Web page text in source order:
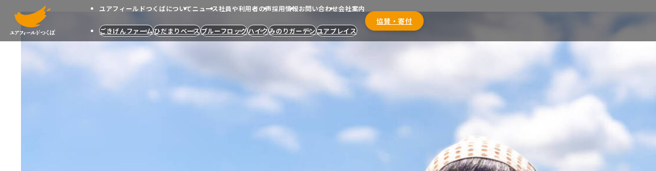
メインコンテンツへスキップするユアフィールドつくばについてニュース社員や利用者の声採用情報お問い合わせ会社案内
ごきげんファームひだまりベースブルーフロッグハイクみのりガーデンユアプレイス
協賛・寄付